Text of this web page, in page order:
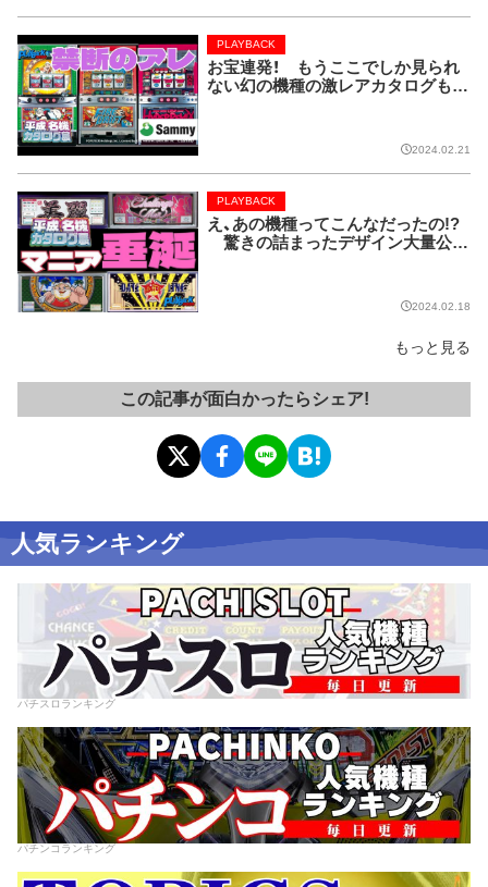
お宝連発！ もうここでしか見られ
ない幻の機種の激レアカタログも！
PLAYBACK
2024.02.21
え、あの機種ってこんなだったの!?
驚きの詰まったデザイン大量公
PLAYBACK
2024.02.18
もっと見る
この記事が面白かったらシェア!
人気ランキング
パチスロランキング
パチンコランキング